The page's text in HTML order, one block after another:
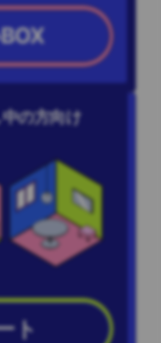
の方向け
ト